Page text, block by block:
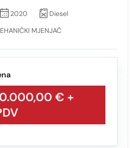
2020
Diesel
MJENJAČ
€ +